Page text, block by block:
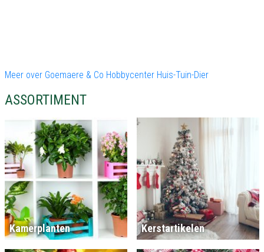
Meer over Goemaere & Co Hobbycenter Huis-Tuin-Dier
ASSORTIMENT
Kamerplanten Kerstartikelen